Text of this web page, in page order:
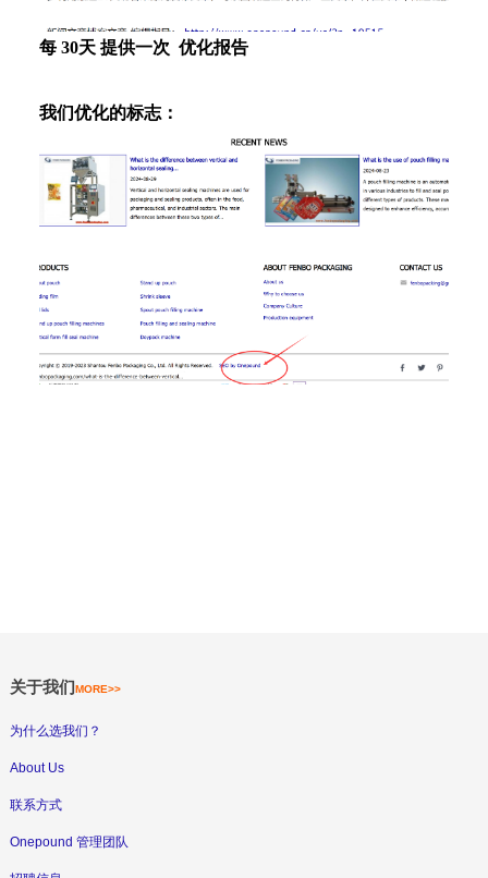
每 30天 提供一次 优化报告
我们优化的标志：
关于我们MORE>>
为什么选我们？
About Us
联系方式
Onepound 管理团队